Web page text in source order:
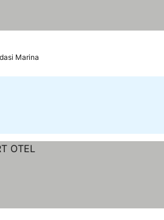
Marina